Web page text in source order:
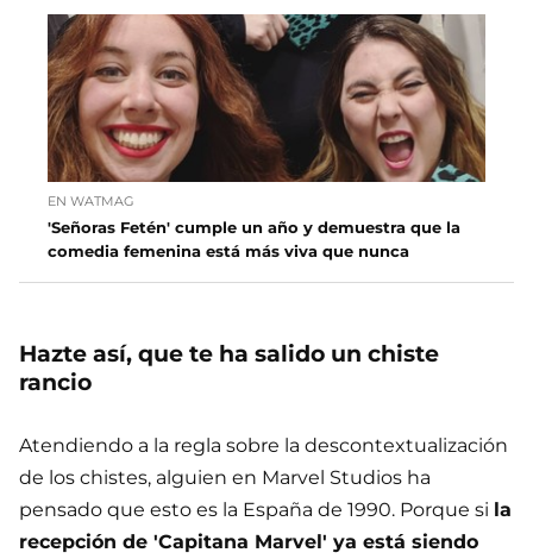
EN WATMAG
'Señoras Fetén' cumple un año y demuestra que la
comedia femenina está más viva que nunca
Hazte así, que te ha salido un chiste
rancio
Atendiendo a la regla sobre la descontextualización
de los chistes, alguien en Marvel Studios ha
pensado que esto es la España de 1990. Porque si la
recepción de 'Capitana Marvel' ya está siendo